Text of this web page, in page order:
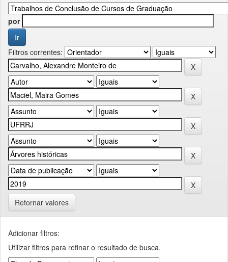
por
Filtros correntes:
Retornar valores
Adicionar filtros:
Utilizar filtros para refinar o resultado de busca.